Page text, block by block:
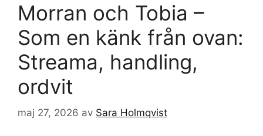
Morran och Tobia –
Som en känk från ovan:
Streama, handling,
ordvit
maj 27, 2026 av Sara Holmqvist